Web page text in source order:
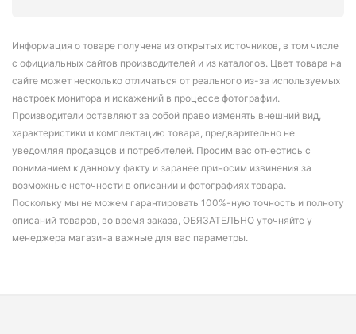
Информация о товаре получена из открытых источников, в том числе
с официальных сайтов производителей и из каталогов. Цвет товара на
сайте может несколько отличаться от реального из-за используемых
настроек монитора и искажений в процессе фотографии.
Производители оставляют за собой право изменять внешний вид,
характеристики и комплектацию товара, предварительно не
уведомляя продавцов и потребителей. Просим вас отнестись с
пониманием к данному факту и заранее приносим извинения за
возможные неточности в описании и фотографиях товара.
Поскольку мы не можем гарантировать 100%-ную точность и полноту
описаний товаров, во время заказа, ОБЯЗАТЕЛЬНО уточняйте у
менеджера магазина важные для вас параметры.